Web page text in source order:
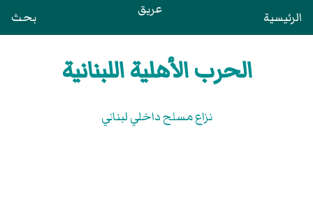
الرئيسية عريق بحث
الحرب الأهلية اللبنانية
نزاع مسلح داخلي لبناني